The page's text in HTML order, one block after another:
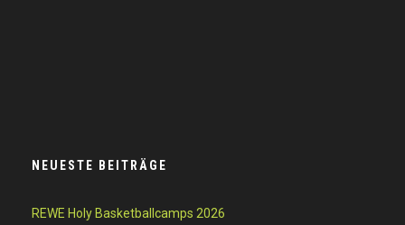
NEUESTE BEITRÄGE
REWE Holy Basketballcamps 2026